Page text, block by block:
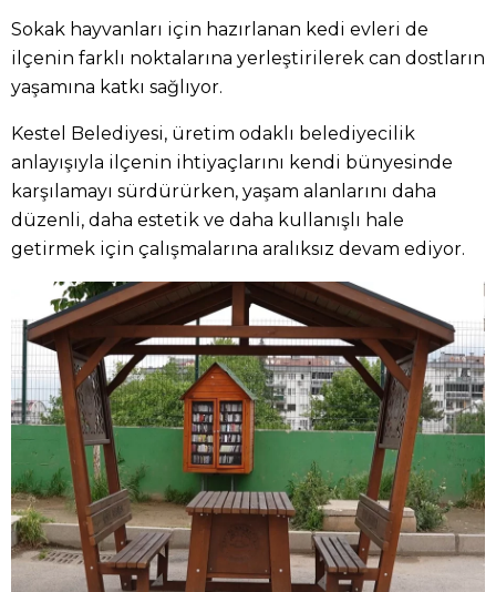
Sokak hayvanları için hazırlanan kedi evleri de
ilçenin farklı noktalarına yerleştirilerek can dostların
yaşamına katkı sağlıyor.
Kestel Belediyesi, üretim odaklı belediyecilik
anlayışıyla ilçenin ihtiyaçlarını kendi bünyesinde
karşılamayı sürdürürken, yaşam alanlarını daha
düzenli, daha estetik ve daha kullanışlı hale
getirmek için çalışmalarına aralıksız devam ediyor.